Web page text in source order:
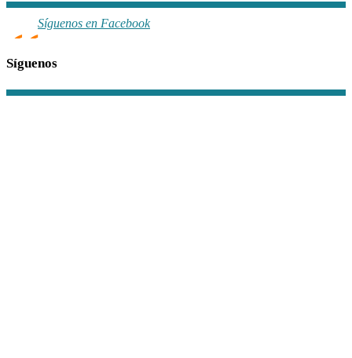
Síguenos en Facebook
Síguenos